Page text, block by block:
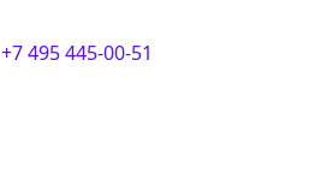
+7 495 445-00-51